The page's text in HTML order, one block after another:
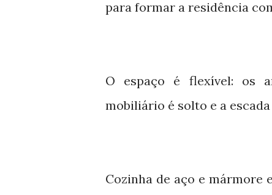
para formar a residência
O espaço é flexível: os
mobiliário é solto e a
Cozinha de aço e mármore